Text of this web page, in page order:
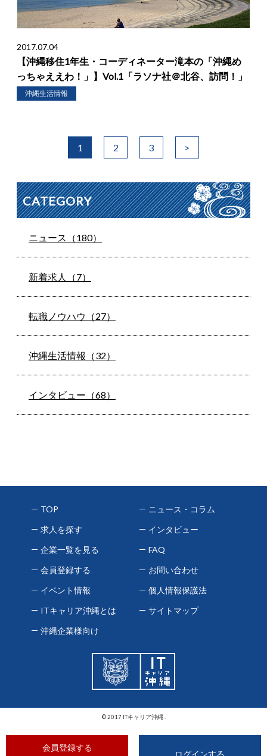
2017.07.04
【沖縄移住1年生・コーディネーター滝本の「沖縄め
っちゃええわ！」】Vol.1「ラソナ社＠北谷、訪問！」
沖縄生活情報
1 2 3 >
CATEGORY
ニュース（180）
新着求人（7）
転職ノウハウ（27）
沖縄生活情報（32）
インタビュー（68）
会員登録する
ログインする
TOP
求人を探す
企業一覧を見る
会員登録する
イベント情報
ITキャリア沖縄とは
沖縄企業様向け
ニュース・コラム
インタビュー
FAQ
お問い合わせ
個人情報保護法
サイトマップ
© 2017 ITキャリア沖縄 .